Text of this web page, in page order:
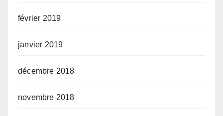
février 2019
janvier 2019
décembre 2018
novembre 2018